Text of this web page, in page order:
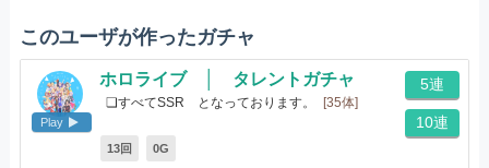
このユーザが作ったガチャ
Play
ホロライブ │ タレントガチャ
❏すべてSSR となっております。 [35体]
13回 0G
5連
10連